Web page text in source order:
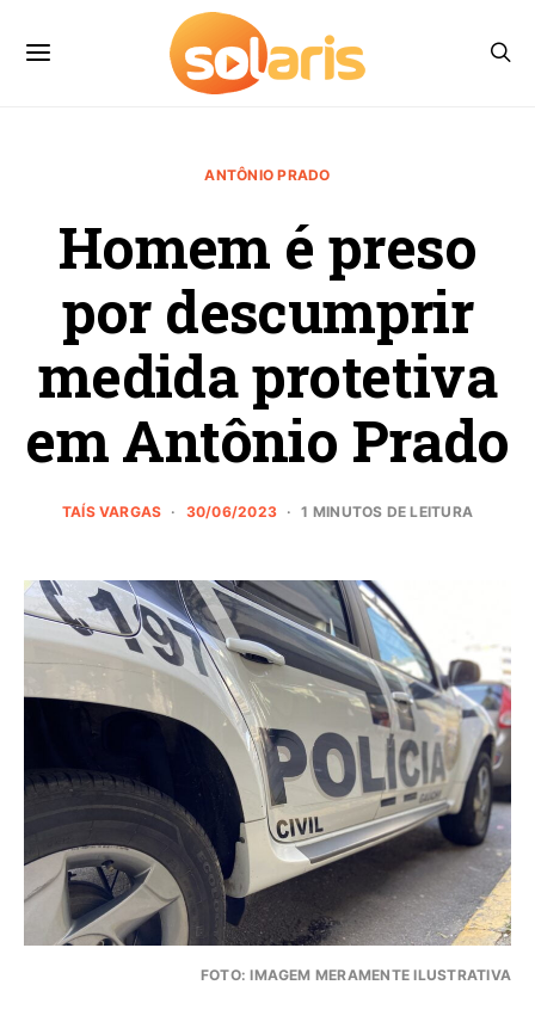
ANTÔNIO PRADO
Homem é preso
por descumprir
medida protetiva
em Antônio Prado
TAÍS VARGAS 30/06/2023 1 MINUTOS DE LEITURA
FOTO: IMAGEM MERAMENTE ILUSTRATIVA